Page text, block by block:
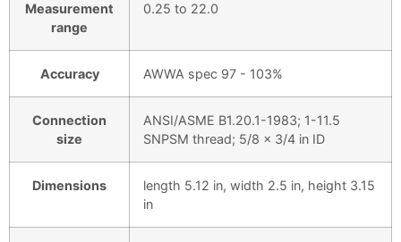
Measurement
range
0.25 to 22.0
Accuracy AWWA spec 97 - 103%
Connection
size
ANSI/ASME B1.20.1-1983; 1-11.5
SNPSM thread; 5/8 x 3/4 in ID
Dimensions
length 5.12 in, width 2.5 in, height 3.15
in